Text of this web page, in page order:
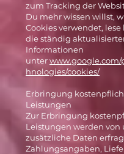
zum Tracking der
Du mehr wissen willst,
Cookies verwendet,
die ständig
Informationen
unterwww.google.com/
hnologies/cookies/
Erbringung
Leistungen
Zur Erbringung
Leistungen werden von
zusätzliche Daten
Zahlungsangaben,